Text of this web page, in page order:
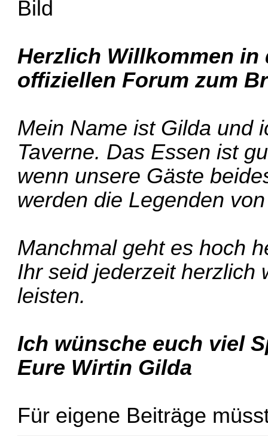
Herzlich Willkommen in
offiziellen Forum zum
Mein Name ist Gilda und
Taverne. Das Essen ist
wenn unsere Gäste
werden die Legenden
Manchmal geht es hoch
Ihr seid jederzeit herzlich
leisten.
Ich wünsche euch viel
Eure Wirtin Gilda
Für eigene Beiträge